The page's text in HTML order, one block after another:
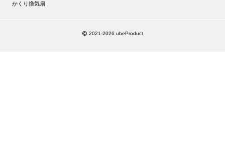
かくり換気扇
2021-2026 ubeProduct